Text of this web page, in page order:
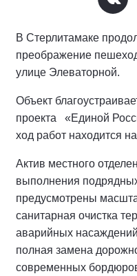
В Стерлитамаке
преображение
улице Элеваторной.
Объект
проекта «Единой
ход работ находится
Актив местного
выполнения
предусмотрены
санитарная очистка
аварийных
полная замена
современных